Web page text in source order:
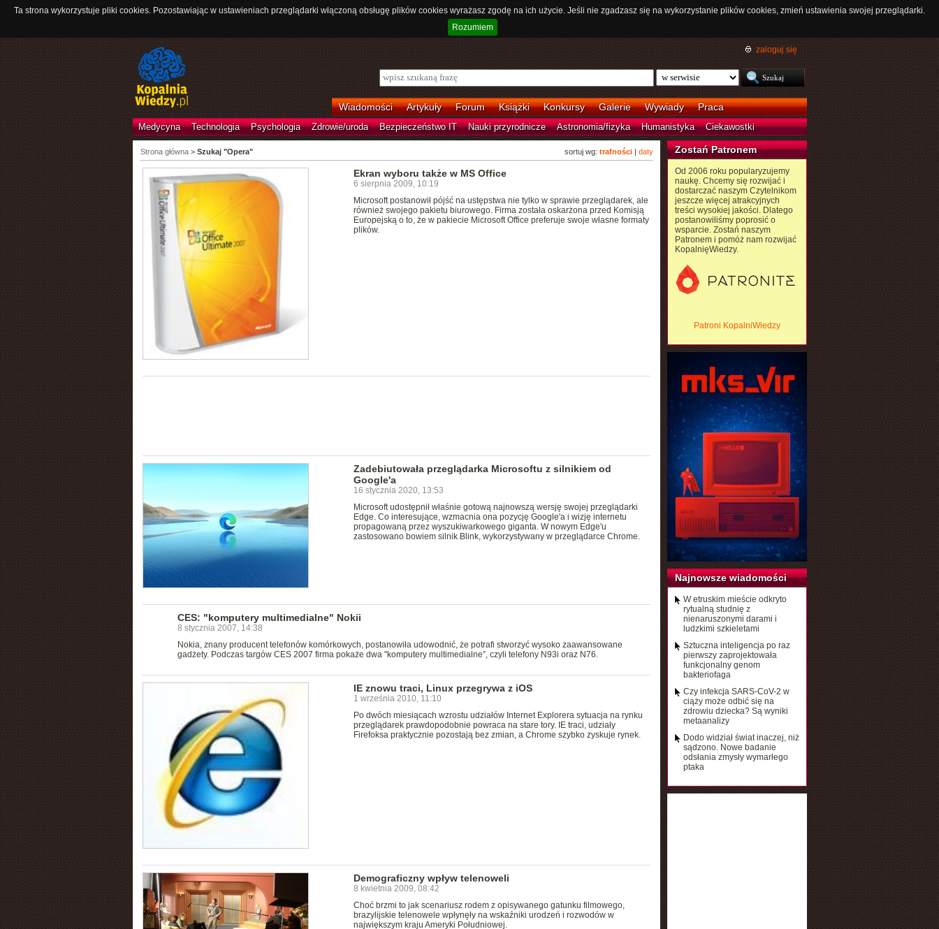
Ta strona wykorzystuje pliki cookies. Pozostawiając w ustawieniach przeglądarki włączoną obsługę plików cookies wyrażasz zgodę na ich użycie. Jeśli nie zgadzasz się na wykorzystanie plików cookies, zmień ustawienia swojej przeglądarki.
Rozumiem
zaloguj się
Wiadomości Artykuły Forum Książki Konkursy Galerie Wywiady Praca
Medycyna Technologia Psychologia Zdrowie/uroda Bezpieczeństwo IT Nauki przyrodnicze Astronomia/fizyka Humanistyka Ciekawostki
sortuj wg: trafności| daty
Strona główna> Szukaj "Opera"
Ekran wyboru także w MS Office
6 sierpnia 2009, 10:19
Microsoft postanowił pójść na ustępstwa nie tylko w sprawie przeglądarek, ale
również swojego pakietu biurowego. Firma została oskarżona przed Komisją
Europejską o to, że w pakiecie Microsoft Office preferuje swoje własne formaty
plików.
Zadebiutowała przeglądarka Microsoftu z silnikiem od
Google'a
16 stycznia 2020, 13:53
Microsoft udostępnił właśnie gotową najnowszą wersję swojej przeglądarki
Edge. Co interesujące, wzmacnia ona pozycję Google'a i wizję internetu
propagowaną przez wyszukiwarkowego giganta. W nowym Edge'u
zastosowano bowiem silnik Blink, wykorzystywany w przeglądarce Chrome.
CES: "komputery multimedialne" Nokii
8 stycznia 2007, 14:38
Nokia, znany producent telefonów komórkowych, postanowiła udowodnić, że potrafi stworzyć wysoko zaawansowane
gadżety. Podczas targów CES 2007 firma pokaże dwa "komputery multimedialne”, czyli telefony N93i oraz N76.
IE znowu traci, Linux przegrywa z iOS
1 września 2010, 11:10
Po dwóch miesiącach wzrostu udziałów Internet Explorera sytuacja na rynku
przeglądarek prawdopodobnie powraca na stare tory. IE traci, udziały
Firefoksa praktycznie pozostają bez zmian, a Chrome szybko zyskuje rynek.
Demograficzny wpływ telenoweli
8 kwietnia 2009, 08:42
Choć brzmi to jak scenariusz rodem z opisywanego gatunku filmowego,
brazylijskie telenowele wpłynęły na wskaźniki urodzeń i rozwodów w
największym kraju Ameryki Południowej.
Zostań Patronem
Od 2006 roku popularyzujemy
naukę. Chcemy się rozwijać i
dostarczać naszym Czytelnikom
jeszcze więcej atrakcyjnych
treści wysokiej jakości. Dlatego
postanowiliśmy poprosić o
wsparcie. Zostań naszym
Patronem i pomóż nam rozwijać
KopalnięWiedzy.
Patroni KopalniWiedzy
Najnowsze wiadomości
W etruskim mieście odkryto
rytualną studnię z
nienaruszonymi darami i
ludzkimi szkieletami
Sztuczna inteligencja po raz
pierwszy zaprojektowała
funkcjonalny genom
bakteriofaga
Czy infekcja SARS-CoV-2 w
ciąży może odbić się na
zdrowiu dziecka? Są wyniki
metaanalizy
Dodo widział świat inaczej, niż
sądzono. Nowe badanie
odsłania zmysły wymarłego
ptaka